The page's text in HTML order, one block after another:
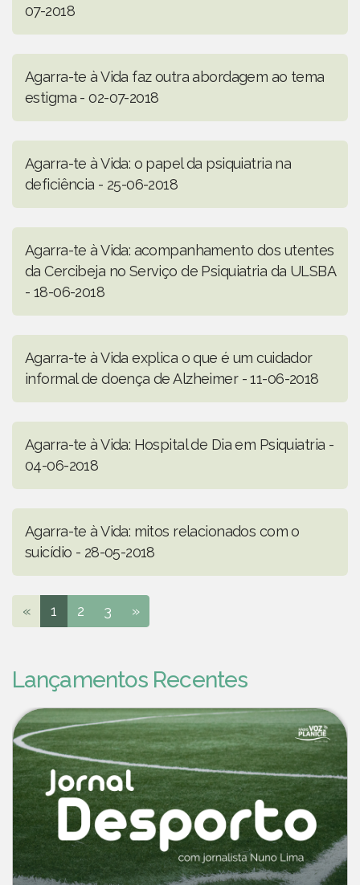
07-2018
Agarra-te à Vida faz outra abordagem ao tema
estigma - 02-07-2018
Agarra-te à Vida: o papel da psiquiatria na
deficiência - 25-06-2018
Agarra-te à Vida: acompanhamento dos utentes
da Cercibeja no Serviço de Psiquiatria da ULSBA
- 18-06-2018
Agarra-te à Vida explica o que é um cuidador
informal de doença de Alzheimer - 11-06-2018
Agarra-te à Vida: Hospital de Dia em Psiquiatria -
04-06-2018
Agarra-te à Vida: mitos relacionados com o
suicídio - 28-05-2018
« 1 2 3 »
Lançamentos Recentes